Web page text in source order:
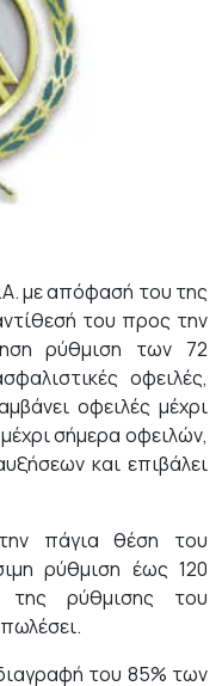
με απόφασή του της
του προς την
ρύθμιση των 72
οφειλές,
οφειλές μέχρι
σήμερα οφειλών,
και επιβάλει
πάγια θέση του
ρύθμιση έως 120
ρύθμισης του
του 85% των